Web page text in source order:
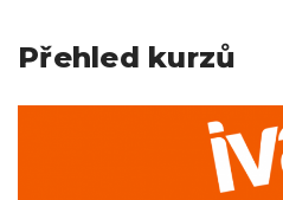
Přehled kurzů